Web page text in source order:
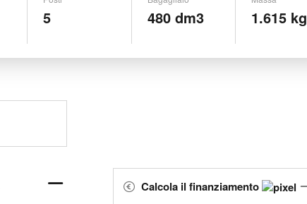
5 480 dm3 1.615 kg
Calcola il finanziamento